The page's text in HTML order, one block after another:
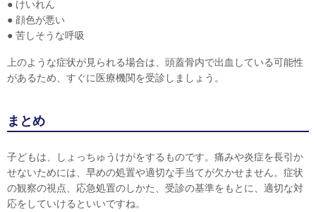
● けいれん
● 顔色が悪い
● 苦しそうな呼吸
上のような症状が見られる場合は、頭蓋骨内で出血している可能性
があるため、すぐに医療機関を受診しましょう。
まとめ
子どもは、しょっちゅうけがをするものです。痛みや炎症を長引か
せないためには、早めの処置や適切な手当てが欠かせません。症状
の観察の視点、応急処置のしかた、受診の基準をもとに、適切な対
応をしていけるといいですね。